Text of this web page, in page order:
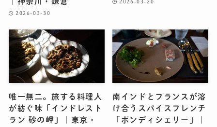
2026-03-30
2026-03-20
唯一無二。旅する料理人
が紡ぐ味「インドレスト
ラン 砂の岬」｜東京・
南インドとフランスが溶
け合うスパイスフレンチ
「ポンディシェリー」｜